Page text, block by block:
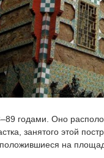
годами. Оно
занятого этой
на